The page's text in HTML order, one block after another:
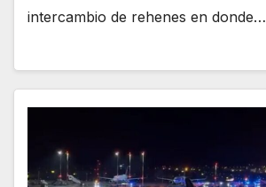
intercambio de rehenes en donde…